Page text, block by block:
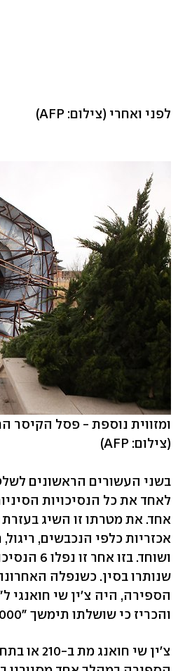
לפני ואחרי (צילום: AFP)
ומזווית נוספת - פסל הקיסר
(צילום: AFP)
בשני העשורים הראשונים
לאחד את כל הנסיכויות
אחד. את מטרתו זו השיג בעזרת
אכזריות כלפי הנכבשים,
ושוחד. בזו
הספירה, היה צ'ין שי חואנגי
והכריז כי שושלתו תימשך "10,000 דורות".